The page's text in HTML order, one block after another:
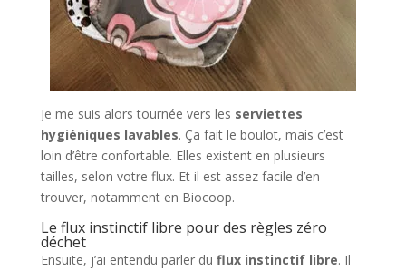
Je me suis alors tournée vers les serviettes
hygiéniques lavables. Ça fait le boulot, mais c’est
loin d’être confortable. Elles existent en plusieurs
tailles, selon votre flux. Et il est assez facile d’en
trouver, notamment en Biocoop.
Le flux instinctif libre pour des règles zéro
déchet
Ensuite, j’ai entendu parler du flux instinctif libre. Il